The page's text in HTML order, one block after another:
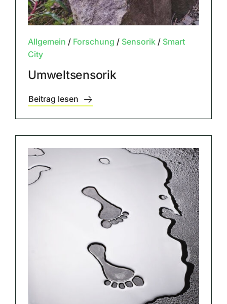
Allgemein / Forschung / Sensorik/ Smart
City
Umweltsensorik
Beitrag lesen